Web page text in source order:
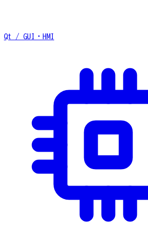
Qt / GUI・HMI